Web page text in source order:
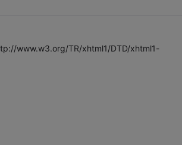
www.w3.org/TR/xhtml1/DTD/xhtml1-